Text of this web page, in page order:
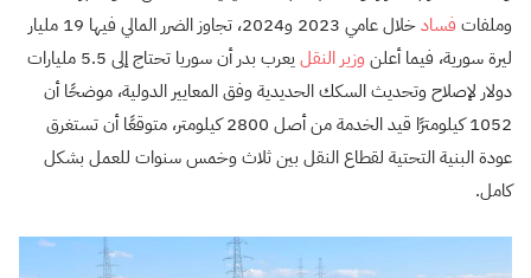
وملفات فساد
خلال عامي 2023 و2024، تجاوز الضرر المالي فيها 19 مليار
ليرة سورية، فيما أعلن وزير النقل
يعرب بدر أن سوريا تحتاج إلى 5.5 مليارات
دولار لإصلاح وتحديث السكك الحديدية وفق المعايير الدولية، موضحًا أن
1052 كيلومترًا قيد الخدمة من أصل 2800 كيلومتر، متوقعًا أن تستغرق
عودة البنية التحتية لقطاع النقل بين ثلاث وخمس سنوات للعمل بشكل
كامل.